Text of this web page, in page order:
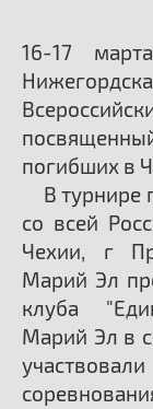
16-17
погибших в
В турнире
со всей
Чехии, г
Марий Эл
клуба
Марий Эл в